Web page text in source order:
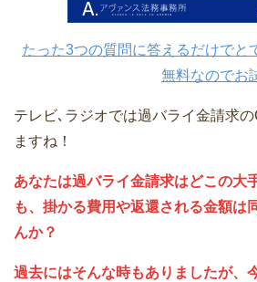
たった3つの質問に答えるだけでと
無料なのでお
テレビ､ラジオでは過バライ金請求
ますね！
あなたは過バライ金請求はどこの大
も、掛かる費用や返還される金額は
んか？
過去にはそんな時もありましたが、